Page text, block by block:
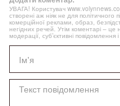
УВАГА! Користувач
створені аж ніяк не для політичного
комерційної реклами, образ,
негідних речей. Утім коментарі –
модерації, суб’єктивні